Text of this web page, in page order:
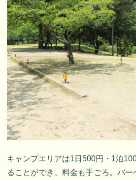
キャンプエリアは1日500円・1泊
ることができ、料金も手ごろ。バ